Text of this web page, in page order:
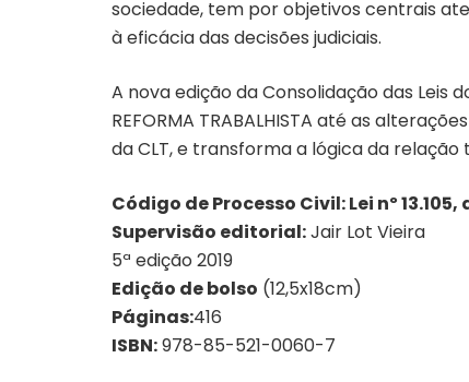
sociedade, tem por objetivos centrais
à eficácia das decisões judiciais.
A nova edição da Consolidação das
REFORMA TRABALHISTA até as
da CLT, e transforma a lógica da
Código de Processo Civil: Lei nº 13.105,
Supervisão editorial:Jair Lot Vieira
5ª edição 2019
Edição de bolso (12,5x18cm)
Páginas:416
ISBN:978-85-521-0060-7